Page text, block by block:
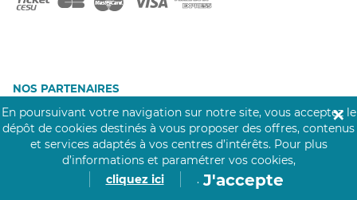
NOS PARTENAIRES
Click&Care est soutenu par les Groupes
Caisse des Dépôts et MAIF.
En poursuivant votre navigation sur notre site, vous acceptez le
dépôt de cookies destinés à vous proposer des offres, contenus
et services adaptés à vos centres d’intérêts. Pour plus
d’informations et paramétrer vos cookies,
cliquez ici
. J'accepte
✕